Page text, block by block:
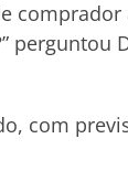
perguntou
com